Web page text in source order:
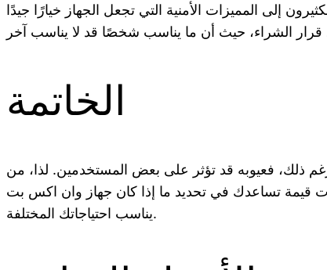
إلى المميزات الأمنية التي تجعل الجهاز خيارًا جيدًا
الخاتمة
ذلك، فعيوبه قد تؤثر على بعض المستخدمين. لذا، من
قيمة تساعدك في تحديد ما إذا كان جهاز وان اكس بت
يناسب احتياجاتك المختلفة.